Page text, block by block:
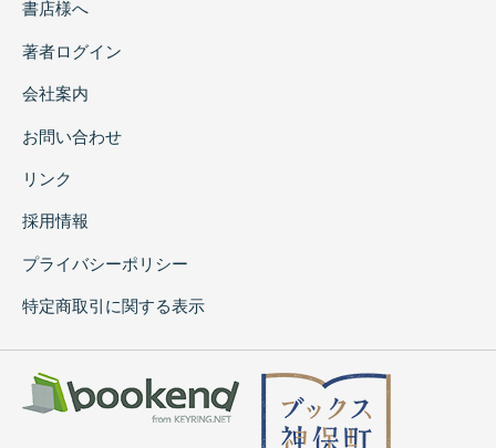
書店様へ
著者ログイン
会社案内
お問い合わせ
リンク
採用情報
プライバシーポリシー
特定商取引に関する表示